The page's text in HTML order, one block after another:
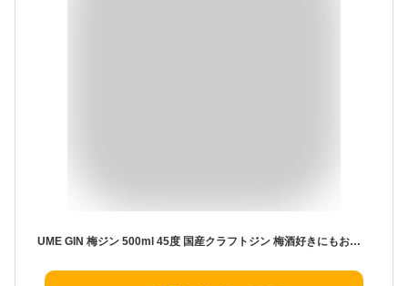
UME GIN 梅ジン 500ml 45度 国産クラフトジン 梅酒好きにもおすすめ ギフト Motoki蒸研 Ume Domaine ARIMOTO 有本農園 こみや酒店限定